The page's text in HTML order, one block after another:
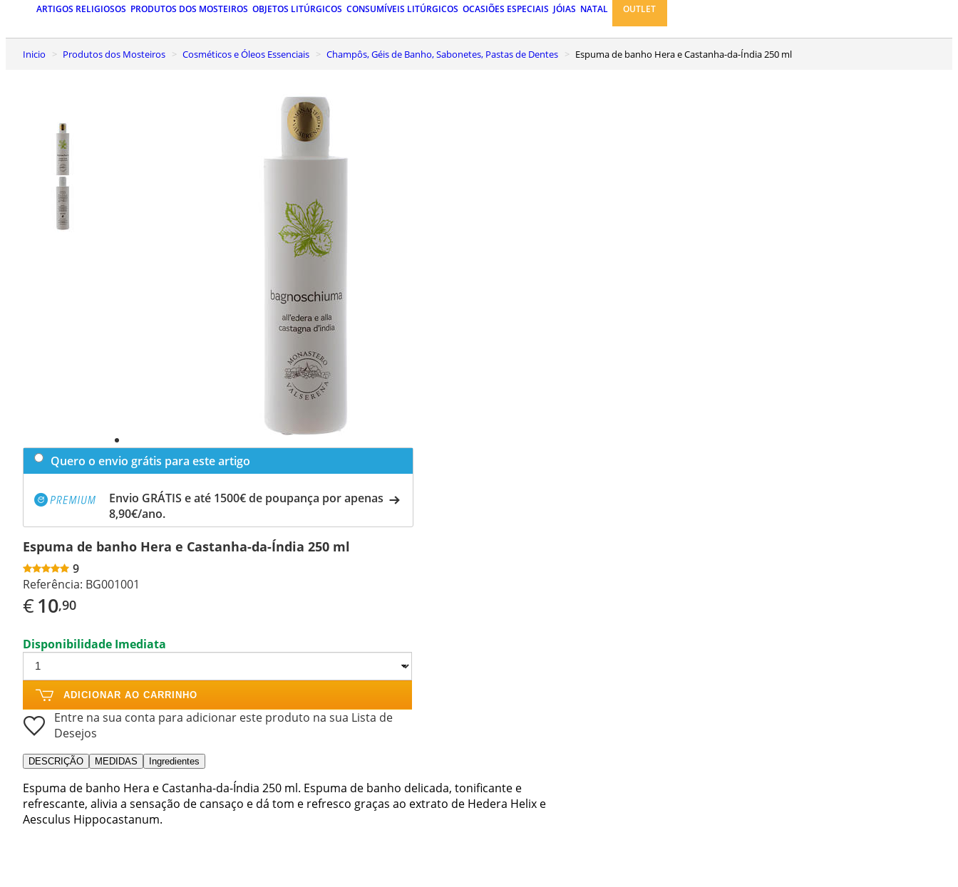
ARTIGOS RELIGIOSOS PRODUTOS DOS MOSTEIROS OBJETOS LITÚRGICOS CONSUMÍVEIS LITÚRGICOS OCASIÕES ESPECIAIS JÓIAS NATAL OUTLET
Inicio Produtos dos Mosteiros Cosméticos e Óleos Essenciais Champôs, Géis de Banho, Sabonetes, Pastas de Dentes Espuma de banho Hera e Castanha-da-Índia 250 ml
Quero o envio grátis para este artigo
Envio GRÁTIS e até 1500€ de poupança por apenas
8,90€/ano.
Espuma de banho Hera e Castanha-da-Índia 250 ml
9
Referência: BG001001
€10,90
Disponibilidade Imediata
ADICIONAR AO CARRINHO
Entre na sua conta para adicionar este produto na sua Lista de
Desejos
DESCRIÇÃO MEDIDAS Ingredientes
Espuma de banho Hera e Castanha-da-Índia 250 ml. Espuma de banho delicada, tonificante e
refrescante, alivia a sensação de cansaço e dá tom e refresco graças ao extrato de Hedera Helix e
Aesculus Hippocastanum.